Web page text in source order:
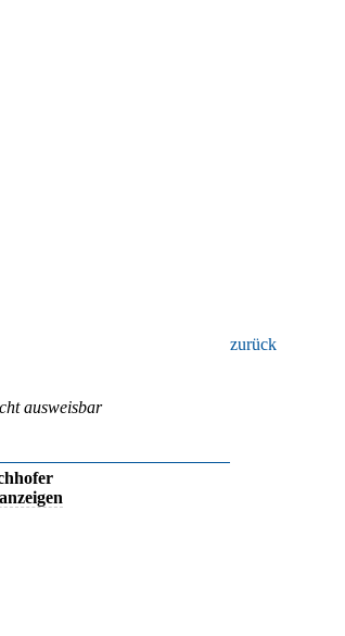
zurück
ausweisbar